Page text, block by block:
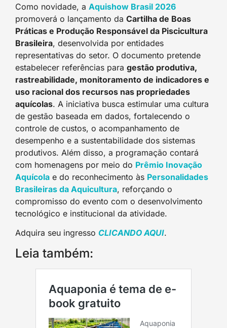
Como novidade, a Aquishow Brasil 2026
promoverá o lançamento da Cartilha de Boas
Práticas e Produção Responsável da Piscicultura
Brasileira, desenvolvida por entidades
representativas do setor. O documento pretende
estabelecer referências para gestão produtiva,
rastreabilidade, monitoramento de indicadores e
uso racional dos recursos nas propriedades
aquícolas. A iniciativa busca estimular uma cultura
de gestão baseada em dados, fortalecendo o
controle de custos, o acompanhamento de
desempenho e a sustentabilidade dos sistemas
produtivos. Além disso, a programação contará
com homenagens por meio do Prêmio Inovação
Aquícola e do reconhecimento às Personalidades
Brasileiras da Aquicultura, reforçando o
compromisso do evento com o desenvolvimento
tecnológico e institucional da atividade.
Adquira seu ingresso CLICANDO AQUI.
Leia também: